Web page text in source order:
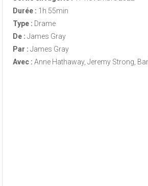
Durée : 1h 55min
Type : Drame
De : James Gray
Par : James Gray
Avec : Anne Hathaway, Jeremy Strong,